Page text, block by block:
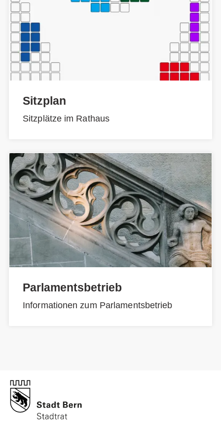
Sitzplan
Sitzplätze im Rathaus
Parlamentsbetrieb
Informationen zum Parlamentsbetrieb